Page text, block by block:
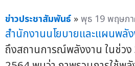
ข่าวประชาสัมพันธ์ »พุธ 19 พฤษภ
สำนักงานนโยบายและแผนพลั
ถึงสถานการณ์พลังงาน ในช่ว